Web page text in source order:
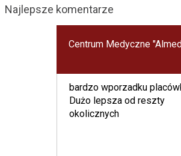
Najlepsze komentarze
Centrum Medyczne
bardzo wporzadku
Dużo lepsza od reszty
okolicznych